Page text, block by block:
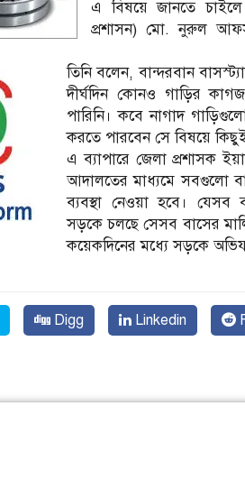
এ বিষয়ে জানতে চাইলে
প্রশাসন) মো. নুরুল
তিনি বলেন, বান্দরবান
দীর্ঘদিন কোনও গাড়ির
পা‌রিনি। ক‌বে নাগাদ
করতে পারবেন সে বিষয়ে
এ ব্যাপারে জেলা প্রশাসক
আদালতের মাধ্যমে সবগু‌লো
ব্যবস্থা নেওয়া হ‌বে। যেসব
সড়কে চলছে সেসব বাসের
কয়েকদিনের মধ্যে সড়কে
Digg Linkedin